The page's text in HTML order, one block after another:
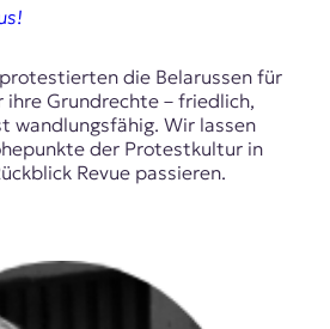
die Belarussen für
ihre Grundrechte – friedlich,
wandlungsfähig. Wir lassen
der Protestkultur in
Revue passieren.